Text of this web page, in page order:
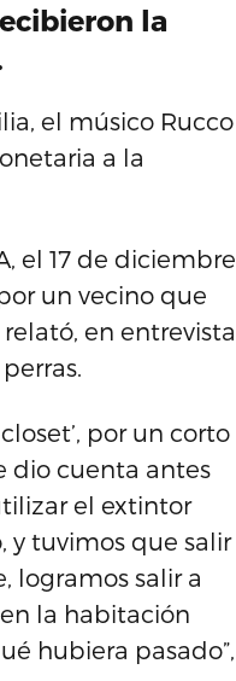
la
el músico Rucco
a la
el 17 de diciembre
un vecino que
en entrevista
por un corto
dio cuenta antes
el extintor
y tuvimos que salir
logramos salir a
la habitación
hubiera pasado”,